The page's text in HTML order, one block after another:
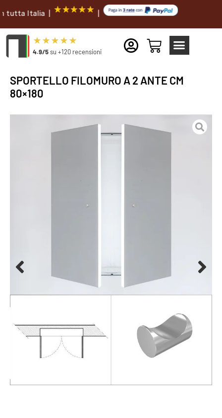
Italia | |
4.9/5su +120 recensioni
SPORTELLO FILOMURO A 2 ANTE CM
80×180